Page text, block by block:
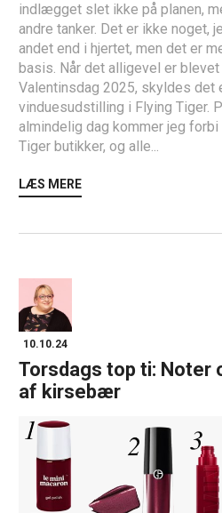
indlægget slet ikke på planen,
andre tanker. Det er ikke noget,
andet end i hjertet, men det er
basis. Når det alligevel er
Valentinsdag 2025, skyldes det
vinduesudstilling i Flying Tiger.
almindelig dag kommer jeg
Tiger butikker, og alle...
LÆS MERE
10.10.24
Torsdags top ti: Noter
af kirsebær